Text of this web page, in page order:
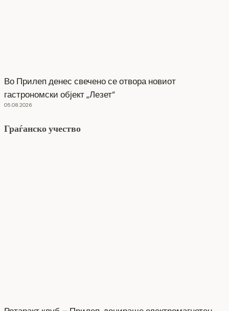
Во Прилеп денес свечено се отвора новиот
гастрономски објект „Лезет“
05.08.2026
Граѓанско учество